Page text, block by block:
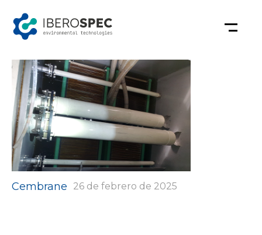
contenido
Categorías
Cembrane 26 de febrero de 2025